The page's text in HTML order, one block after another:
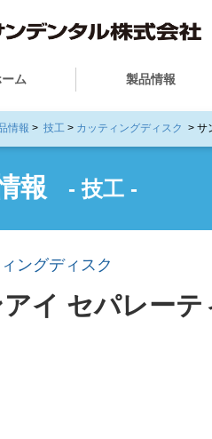
ム 製品情報
情報 > 技工 カッティングディスク > サ
報 - 技工 -
ングディスク
イ セパレー